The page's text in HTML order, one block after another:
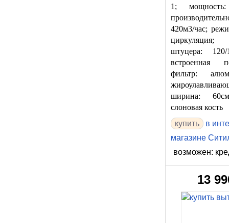
1;
420м3/час;
циркуляция;
штуцера:
встроенная
фильтр:
ширина:
cлоновая кость
в
магазине
возможен:
13